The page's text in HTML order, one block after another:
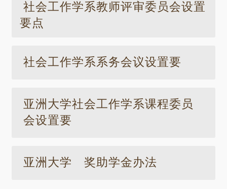
社会工作学系教师评审委员会设置
要点
社会工作学系系务会议设置要
亚洲大学社会工作学系课程委员
会设置要
亚洲大学 奖助学金办法